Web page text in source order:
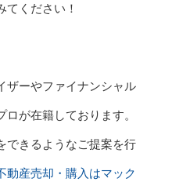
てください！
ザーやファイナンシャル
が在籍しております。
できるようなご提案を行
動産売却・購入はマック